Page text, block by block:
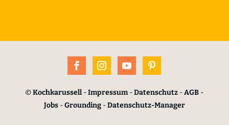
©Kochkarussell -Impressum-Datenschutz -AGB -
Jobs-Grounding-Datenschutz-Manager